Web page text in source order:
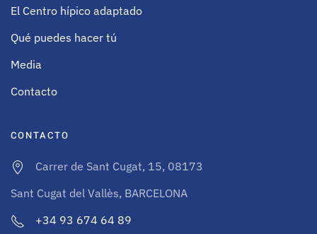
El Centro hípico adaptado
Qué puedes hacer tú
Media
Contacto
CONTACTO
Carrer de Sant Cugat, 15, 08173
Sant Cugat del Vallès, BARCELONA
+34 93 674 64 89